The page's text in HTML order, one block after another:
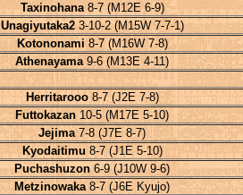
Taxinohana8-7 (M12E 6-9)
Unagiyutaka23-10-2 (M15W 7-7-1)
Kotononami 8-7 (M16W 7-8)
Athenayama9-6 (M13E 4-11)
Herritarooo8-7 (J2E 7-8)
Futtokazan 10-5 (M17E 5-10)
Jejima7-8 (J7E 8-7)
Kyodaitimu8-7 (J1E 5-10)
Puchashuzon 6-9 (J10W 9-6)
Metzinowaka8-7 (J6E Kyujo)